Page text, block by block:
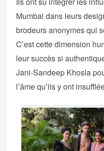
Mumbai dans leurs
brodeurs anonymes qui
C’est cette dimension
leur succès si
Jani-Sandeep Khosla
l’âme qu’ils y ont